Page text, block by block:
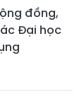
đồng,
Đại học